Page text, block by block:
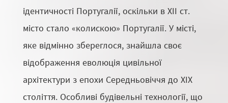
ідентичності Португалії, оскільки в XII ст.
місто стало «колискою» Португалії. У місті,
яке відмінно збереглося, знайшла своє
відображення еволюція цивільної
архітектури з епохи Середньовіччя до XIX
століття. Особливі будівельні технології, що